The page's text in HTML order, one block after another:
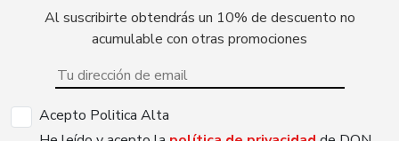
Al suscribirte obtendrás un 10% de descuento no
acumulable con otras promociones
Acepto Politica Alta